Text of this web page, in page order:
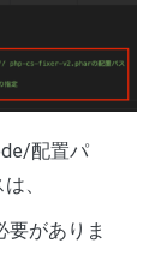
配置パ
、
要がありま